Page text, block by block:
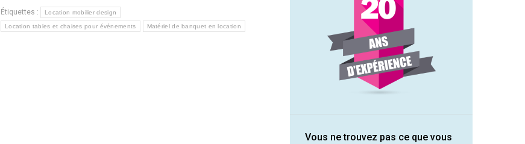
chaise
en
location
Étiquettes : Location mobilier design
Location tables et chaises pour événements Matériel de banquet en location
Vous ne trouvez pas ce que vous